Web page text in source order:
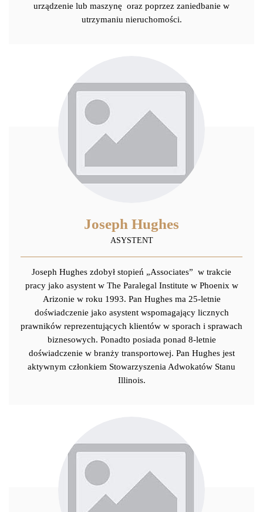
urządzenie lub maszynę oraz poprzez zaniedbanie w
utrzymaniu nieruchomości.
Joseph Hughes
ASYSTENT
Joseph Hughes zdobył stopień „Associates” w trakcie
pracy jako asystent w The Paralegal Institute w Phoenix w
Arizonie w roku 1993. Pan Hughes ma 25-letnie
doświadczenie jako asystent wspomagający licznych
prawników reprezentujących klientów w sporach i sprawach
biznesowych. Ponadto posiada ponad 8-letnie
doświadczenie w branży transportowej. Pan Hughes jest
aktywnym członkiem Stowarzyszenia Adwokatów Stanu
Illinois.